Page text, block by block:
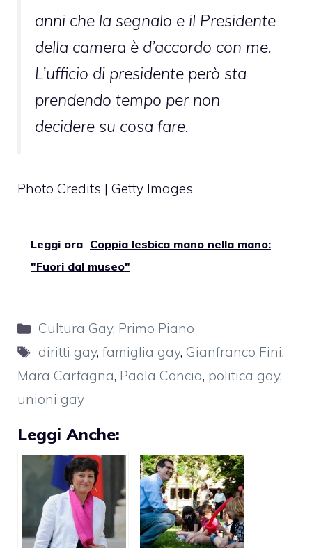
anni che la segnalo e il Presidente
della camera è d’accordo con me.
L’ufficio di presidente però sta
prendendo tempo per non
decidere su cosa fare.
Photo Credits | Getty Images
Leggi ora Coppia lesbica mano nella mano:
"Fuori dal museo"
Categorie
Cultura Gay, Primo Piano
Tag
diritti gay,famiglia gay, Gianfranco Fini,
Mara Carfagna, Paola Concia, politica gay,
unioni gay
Leggi Anche: